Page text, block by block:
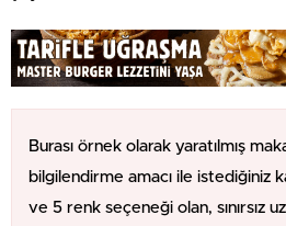
Burası örnek olarak yaratılmış
bilgilendirme amacı ile istediğiniz
ve 5 renk seçeneği olan, sınırsız